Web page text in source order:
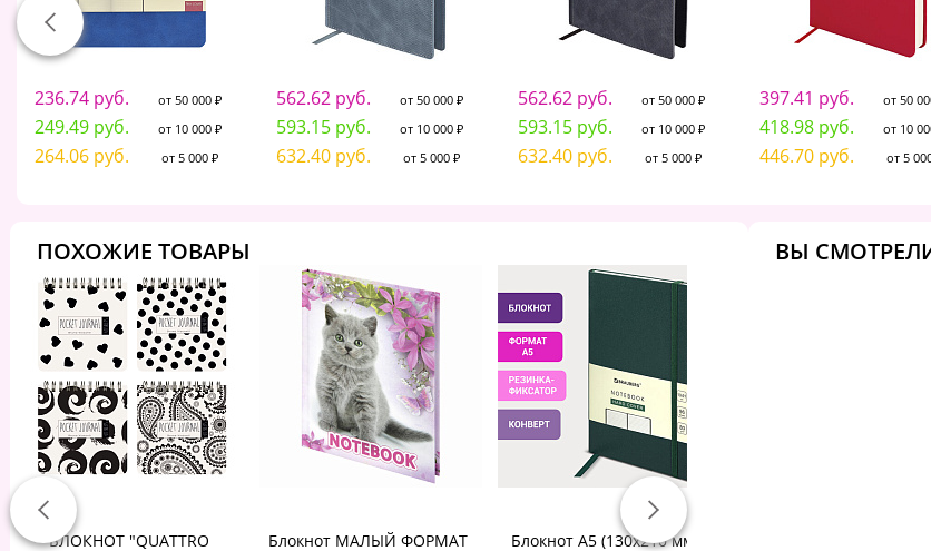
236.74 руб. от 50 000 ₽
249.49 руб. от 10 000 ₽
264.06 руб. от 5 000 ₽
562.62 руб. от 50 000 ₽
593.15 руб. от 10 000 ₽
632.40 руб. от 5 000 ₽
562.62 руб. от 50 000 ₽
593.15 руб. от 10 000 ₽
632.40 руб. от 5 000 ₽
397.41 руб. от 50
418.98 руб. от 10
446.70 руб. от 5
ПОХОЖИЕ ТОВАРЫ
БЛОКНОТ "QUATTRO
Блокнот МАЛЫЙ ФОРМАТ
Блокнот А5 (130х210 мм),
ВЫ